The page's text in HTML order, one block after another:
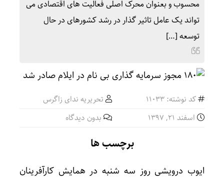
محسوب و بعنوان محرک اصلی فعالیت های اقتصادی می
تواند یک عامل تاثیر گذار در رشد کشورهای در حال
توسعه […]
کد نوشته: 11033
تحریریه ندای زاگرس
اسفند ۲۱, ۱۳۹۷
بدون دیدگاه
برچسب ها
ایوب درویشی روز سه شنبه در همایش کارآفرینان